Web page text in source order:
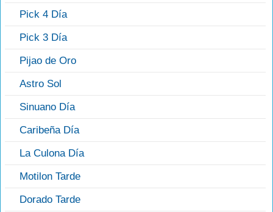
Pick 4 Día
Pick 3 Día
Pijao de Oro
Astro Sol
Sinuano Día
Caribeña Día
La Culona Día
Motilon Tarde
Dorado Tarde